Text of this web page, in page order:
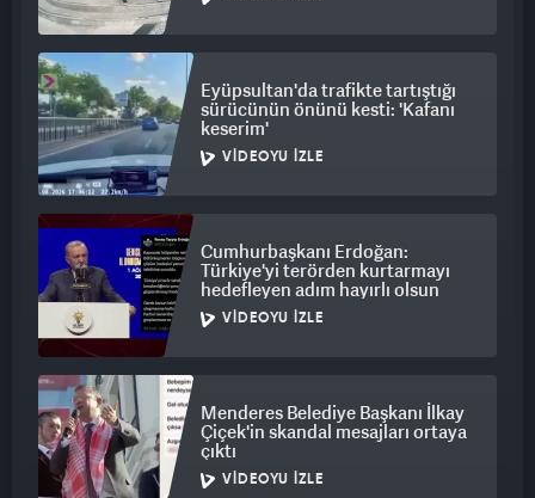
Eyüpsultan'da trafikte tartıştığı
sürücünün önünü kesti: 'Kafanı
keserim'
VIDEOYU İZLE
Cumhurbaşkanı Erdoğan:
Türkiye'yi terörden kurtarmayı
hedefleyen adım hayırlı olsun
VIDEOYU İZLE
Menderes Belediye Başkanı İlkay
Çiçek'in skandal mesajları ortaya
çıktı
VIDEOYU İZLE